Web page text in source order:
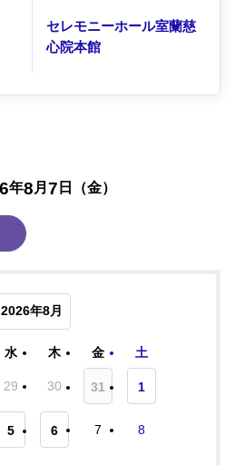
セレモニーホール室蘭慈
心院本館
年8 月 7 日（金）
2026年8月
水 木 金 土
29 30 31 1
5 6 7 8